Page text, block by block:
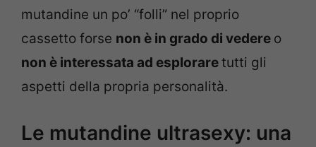
mutandine un po’ “folli” nel proprio
cassetto forse non è in grado di vedere o
non è interessata ad esploraretutti gli
aspetti della propria personalità.
Le mutandine ultrasexy: una